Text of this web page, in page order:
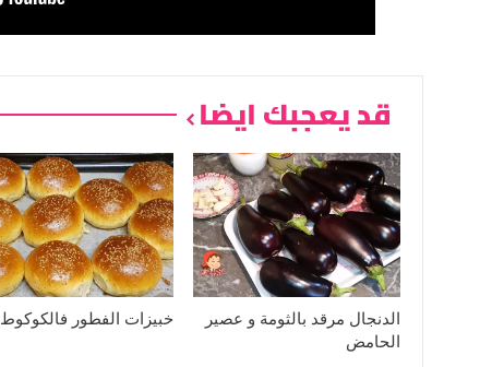
قد يعجبك ايضا
الدنجال مرقد بالثومة و عصير
الحامض
خبيزات الفطور فالكوكوط